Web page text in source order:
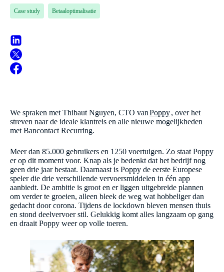
Case study Betaaloptimalisatie
We spraken met Thibaut Nguyen, CTO vanPoppy, over het
streven naar de ideale klantreis en alle nieuwe mogelijkheden
met Bancontact Recurring.
Meer dan 85.000 gebruikers en 1250 voertuigen. Zo staat Poppy
er op dit moment voor. Knap als je bedenkt dat het bedrijf nog
geen drie jaar bestaat. Daarnaast is Poppy de eerste Europese
speler die drie verschillende vervoersmiddelen in één app
aanbiedt. De ambitie is groot en er liggen uitgebreide plannen
om verder te groeien, alleen bleek de weg wat hobbeliger dan
gedacht door corona. Tijdens de lockdown bleven mensen thuis
en stond deelvervoer stil. Gelukkig komt alles langzaam op gang
en draait Poppy weer op volle toeren.